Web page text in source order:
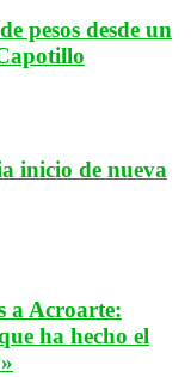
pesos desde un
inicio de nueva
a Acroarte:
ha hecho el